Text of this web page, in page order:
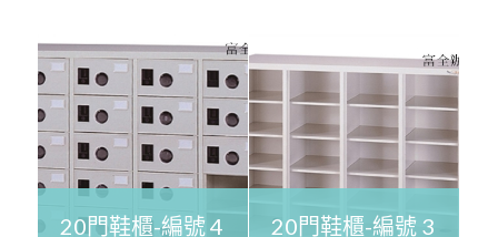
20門鞋櫃-編號 4 20門鞋櫃-編號 3